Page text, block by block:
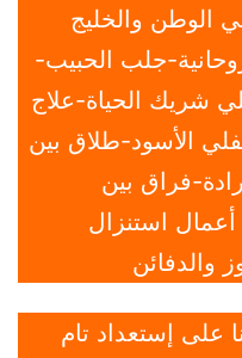
الوطن والخليج
جلب الحبيب-
شريك الحياة-علاج
الأسود-طلاق بين
فراق بين
استنزال
والدفائن
على إستعداد تام